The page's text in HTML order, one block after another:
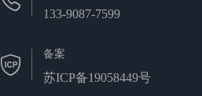
133-9087-7599
备案
苏ICP备19058449号